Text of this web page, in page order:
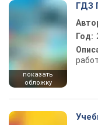
показать
обложку
ГДЗ
Год:
работ